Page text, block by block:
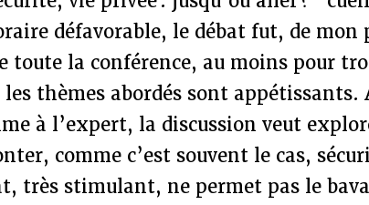
défavorable, le débat fut, de mon
toute la conférence, au moins pour
les thèmes abordés sont appétissants.
à l’expert, la discussion veut
comme c’est souvent le cas,
très stimulant, ne permet pas le